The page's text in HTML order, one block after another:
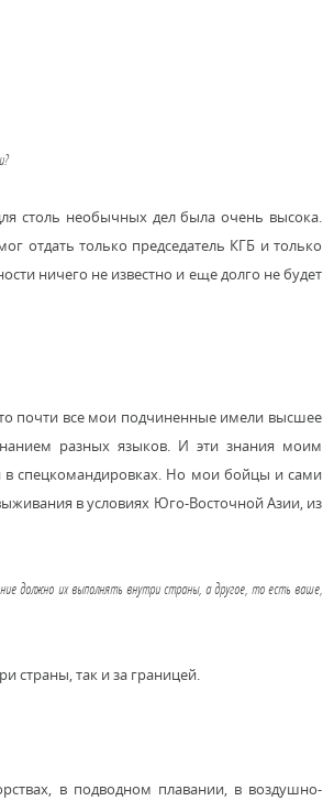
столь необычных дел была очень высока.
отдать только председатель КГБ и только
ничего не известно и еще долго не будет
почти все мои подчиненные имели высшее
разных языков. И эти знания моим
в спецкомандировках. Но мои бойцы и сами
в условиях Юго-Восточной Азии, из
должно их выполнять внутри страны, а другое, то есть ваше,
страны, так и за границей.
в подводном плавании, в воздушно-